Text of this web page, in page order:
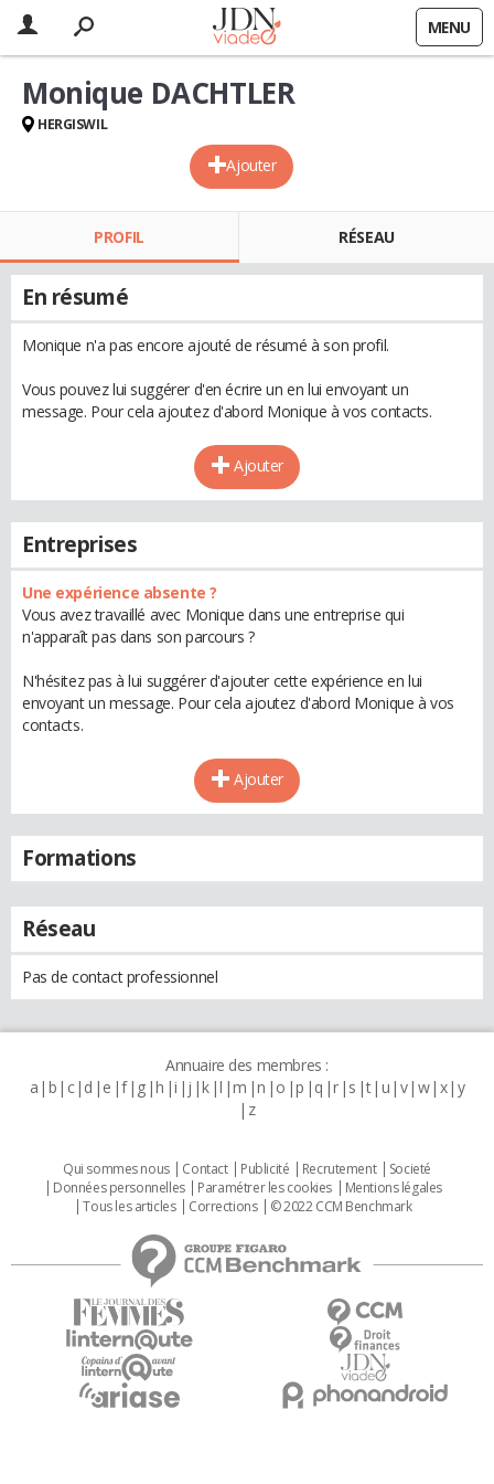
MENU
Ajouter
Monique DACHTLER
HERGISWIL
PROFIL RÉSEAU
En résumé
Monique n'a pas encore ajouté de résumé à son profil.
Vous pouvez lui suggérer d'en écrire un en lui envoyant un
message. Pour cela ajoutez d'abord Monique à vos contacts.
Ajouter
Entreprises
Une expérience absente ?
Vous avez travaillé avec Monique dans une entreprise qui
n'apparaît pas dans son parcours ?
N'hésitez pas à lui suggérer d'ajouter cette expérience en lui
envoyant un message. Pour cela ajoutez d'abord Monique à vos
contacts.
Ajouter
Formations
Réseau
Pas de contact professionnel
Annuaire des membres :
a b c d e f g h i j k l m n o p q r s t u v w x y
z
Qui sommes nous Contact Publicité Recrutement
Societé
Données personnelles
Paramétrer les cookies
Mentions légales
Tous les articles
Corrections © 2022 CCM Benchmark